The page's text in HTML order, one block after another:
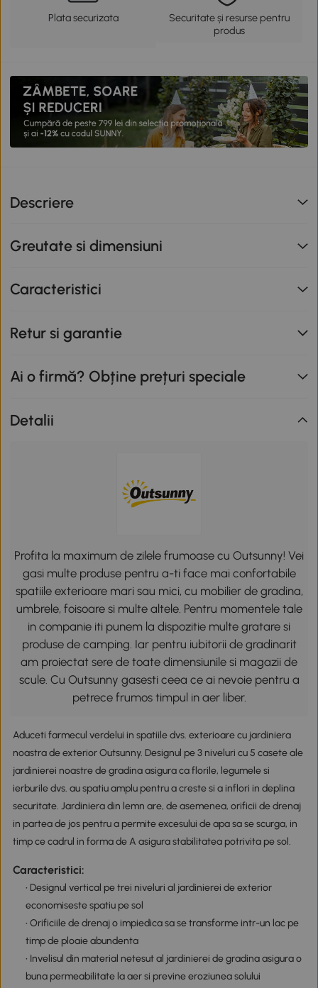
Plata securizata
Securitate și resurse pentru
produs
Descriere
Greutate si dimensiuni
Caracteristici
Retur si garantie
Ai o firmă? Obține prețuri speciale
Detalii
Profita la maximum de zilele frumoase cu Outsunny! Vei
gasi multe produse pentru a-ti face mai confortabile
spatiile exterioare mari sau mici, cu mobilier de gradina,
umbrele, foisoare si multe altele. Pentru momentele tale
in companie iti punem la dispozitie multe gratare si
produse de camping. Iar pentru iubitorii de gradinarit
am proiectat sere de toate dimensiunile si magazii de
scule. Cu Outsunny gasesti ceea ce ai nevoie pentru a
petrece frumos timpul in aer liber.
Aduceti farmecul verdelui in spatiile dvs. exterioare cu jardiniera
noastra de exterior Outsunny. Designul pe 3 niveluri cu 5 casete ale
jardinierei noastre de gradina asigura ca florile, legumele si
ierburile dvs. au spatiu amplu pentru a creste si a inflori in deplina
securitate. Jardiniera din lemn are, de asemenea, orificii de drenaj
in partea de jos pentru a permite excesului de apa sa se scurga, in
timp ce cadrul in forma de A asigura stabilitatea potrivita pe sol.
Caracteristici:
• Designul vertical pe trei niveluri al jardinierei de exterior
economiseste spatiu pe sol
• Orificiile de drenaj o impiedica sa se transforme intr-un lac pe
timp de ploaie abundenta
• Invelisul din material netesut al jardinierei de gradina asigura o
buna permeabilitate la aer si previne eroziunea solului